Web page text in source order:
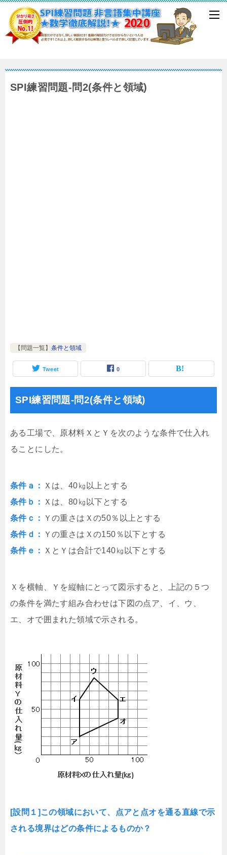
SPI練習問題-問2(条件と領域)
【問題一覧】 条件と領域
Tweet 0
SPI練習問題-問2(条件と領域)
ある工場で、原材料ＸとＹを次のような条件で仕入れ
ることにした。
条件ａ：
Ｘは、40㎏以上とする
条件ｂ：
Ｘは、80㎏以下とする
条件ｃ：
Ｙの重さはＸの50％以上とする
条件ｄ：
Ｙの重さはＸの150％以下とする
条件ｅ：
ＸとＹは合計で140㎏以下とする
Ｘを横軸、Ｙを縦軸にとって図示すると、上記の５つ
の条件を満たす組み合わせは下図の点ア、イ、ウ、
エ、オで囲まれた領域で示される。
[設問１]この領域において、点アと点オを通る直線で示
される境界はどの条件によるものか？